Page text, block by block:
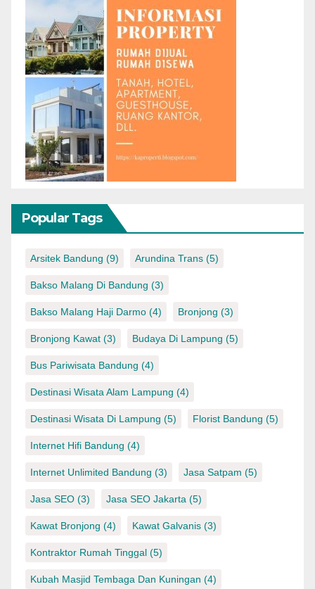
Popular Tags
Arsitek Bandung (9) Arundina Trans (5)
Bakso Malang Di Bandung (3)
Bakso Malang Haji Darmo (4) Bronjong (3)
Bronjong Kawat (3) Budaya Di Lampung (5)
Bus Pariwisata Bandung (4)
Destinasi Wisata Alam Lampung (4)
Destinasi Wisata Di Lampung (5) Florist Bandung (5)
Internet Hifi Bandung (4)
Internet Unlimited Bandung (3) Jasa Satpam (5)
Jasa SEO (3) Jasa SEO Jakarta (5)
Kawat Bronjong (4) Kawat Galvanis (3)
Kontraktor Rumah Tinggal (5)
Kubah Masjid Tembaga Dan Kuningan (4)